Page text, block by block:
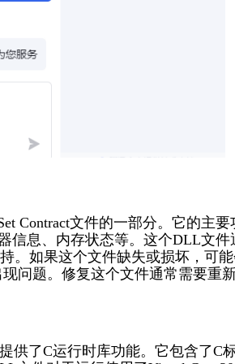
Contract文件的一部分。它的主要
信息、内存状态等。这个DLL文件
。如果这个文件缺失或损坏，可
问题。修复这个文件通常需要重
供了C运行时库功能。它包含了C